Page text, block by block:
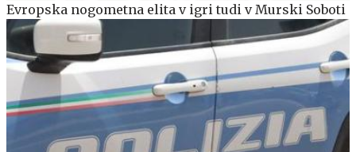
Evropska nogometna elita v igri tudi v Murski Soboti